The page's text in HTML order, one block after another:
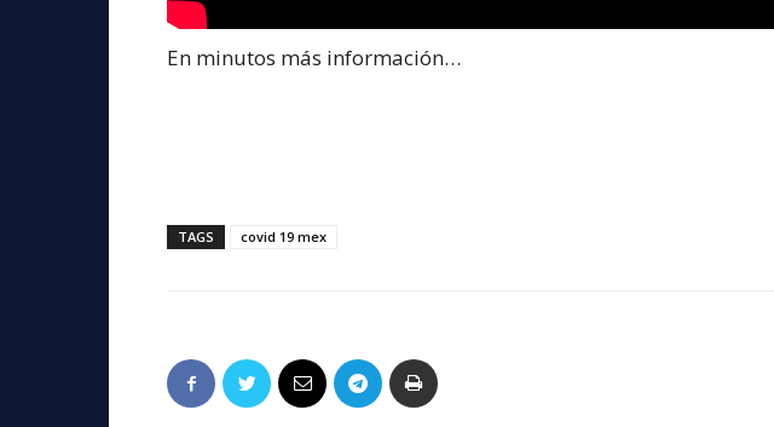
En minutos más información…
TAGS covid 19 mex